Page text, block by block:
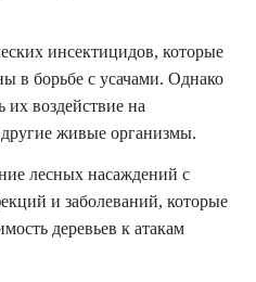
инсектицидов, которые
в борьбе с усачами. Однако
их воздействие на
живые организмы.
лесных насаждений с
и заболеваний, которые
деревьев к атакам